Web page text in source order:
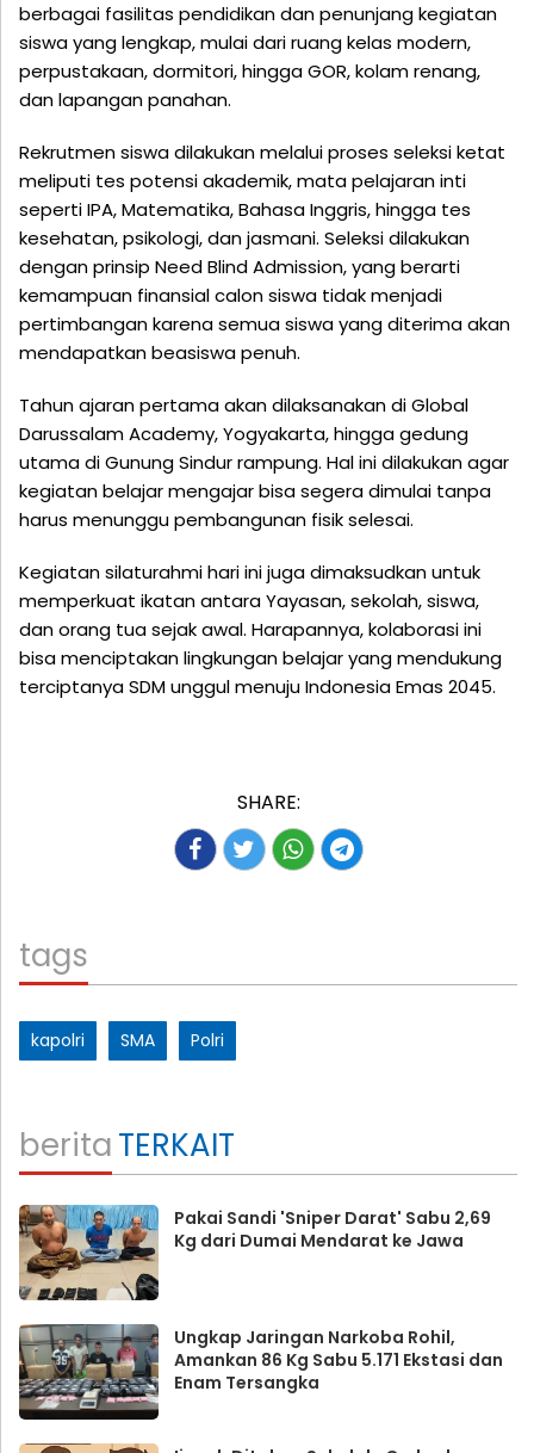
berbagai fasilitas pendidikan dan penunjang kegiatan
siswa yang lengkap, mulai dari ruang kelas modern,
perpustakaan, dormitori, hingga GOR, kolam renang,
dan lapangan panahan.
Rekrutmen siswa dilakukan melalui proses seleksi ketat
meliputi tes potensi akademik, mata pelajaran inti
seperti IPA, Matematika, Bahasa Inggris, hingga tes
kesehatan, psikologi, dan jasmani. Seleksi dilakukan
dengan prinsip Need Blind Admission, yang berarti
kemampuan finansial calon siswa tidak menjadi
pertimbangan karena semua siswa yang diterima akan
mendapatkan beasiswa penuh.
Tahun ajaran pertama akan dilaksanakan di Global
Darussalam Academy, Yogyakarta, hingga gedung
utama di Gunung Sindur rampung. Hal ini dilakukan agar
kegiatan belajar mengajar bisa segera dimulai tanpa
harus menunggu pembangunan fisik selesai.
Kegiatan silaturahmi hari ini juga dimaksudkan untuk
memperkuat ikatan antara Yayasan, sekolah, siswa,
dan orang tua sejak awal. Harapannya, kolaborasi ini
bisa menciptakan lingkungan belajar yang mendukung
terciptanya SDM unggul menuju Indonesia Emas 2045.
SHARE:
tags
kapolri SMA Polri
beritaTERKAIT
Pakai Sandi 'Sniper Darat' Sabu 2,69
Kg dari Dumai Mendarat ke Jawa
Ungkap Jaringan Narkoba Rohil,
Amankan 86 Kg Sabu 5.171 Ekstasi dan
Enam Tersangka